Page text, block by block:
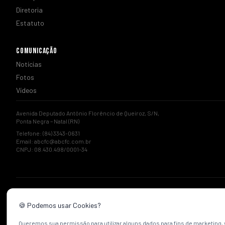
Diretoria
Estatuto
COMUNICAÇÃO
Notícias
Fotos
Vídeos
Avenida Deputado Antônio Florêncio de Queiroz, S/N,
Ponta Negra – Natal (RN)
Telefone: (84) 3343-0631
Email: abcfc@abcfc.com.br
CNPJ: 08.430.498/0001-34
🍪 Podemos usar Cookies?
Queremos sua permissão para utilizar alguns dados para fins de